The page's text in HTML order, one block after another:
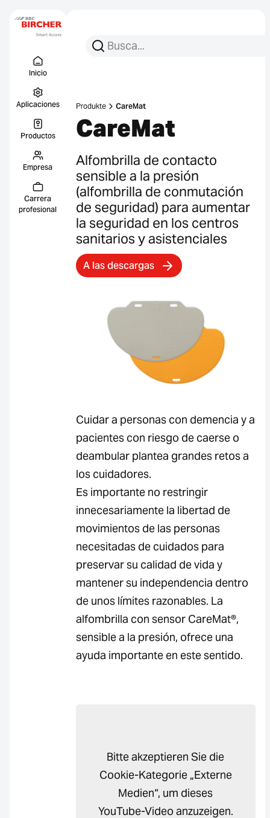
Inicio
Aplicaciones
Productos
Empresa
Carrera
profesional
Busca:
Busca en
Produkte CareMat
CareMat
Alfombrilla de contacto
sensible a la presión
(alfombrilla de conmutación
de seguridad) para aumentar
la seguridad en los centros
sanitarios y asistenciales
A las descargas
Cuidar a personas con demencia y a
pacientes con riesgo de caerse o
deambular plantea grandes retos a
los cuidadores.
Es importante no restringir
innecesariamente la libertad de
movimientos de las personas
necesitadas de cuidados para
preservar su calidad de vida y
mantener su independencia dentro
de unos límites razonables. La
alfombrilla con sensor CareMat®,
sensible a la presión, ofrece una
ayuda importante en este sentido.
Bitte akzeptieren Sie die
Cookie-Kategorie „Externe
Medien“, um dieses
YouTube-Video anzuzeigen.